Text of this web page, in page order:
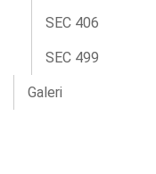
SEC 406
SEC 499
Galeri